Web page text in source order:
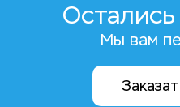
Мы вам